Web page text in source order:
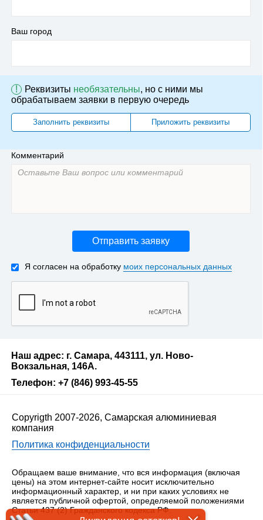
Ваш город
! Реквизиты необязательны, но с ними мы
обрабатываем заявки в первую очередь
Заполнить реквизиты Приложить реквизиты
Комментарий
Отправить заявку
Я согласен на обработку моих персональных данных
Наш адрес: г. Самара, 443111, ул. Ново-
Вокзальная, 146А.
Телефон: +7 (846) 993-45-55
Copyrigth 2007-2026, Самарская алюминиевая
компания
Политика конфиденциальности
Обращаем ваше внимание, что вся информация (включая
цены) на этом интернет-сайте носит исключительно
информационный характер, и ни при каких условиях не
является публичной офертой, определяемой положениями
Статьи 437 (2) Гражданского кодекса РФ.